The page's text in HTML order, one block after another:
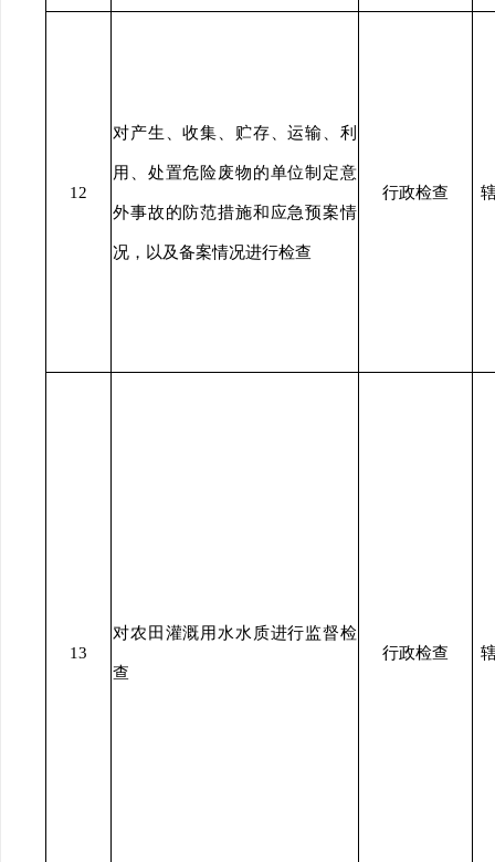
12
对产生、收集、贮存、运输、利
用、处置危险废物的单位制定意
外事故的防范措施和应急预案情
况，以及备案情况进行检查
行政检查
13
对农田灌溉用水水质进行监督检
查
行政检查